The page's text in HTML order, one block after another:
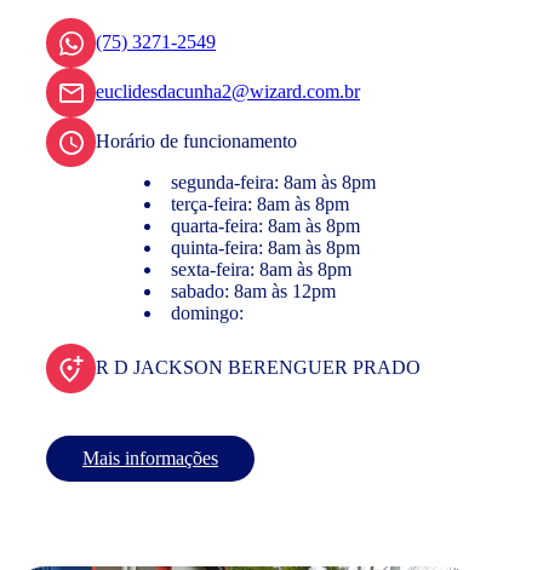
(75) 3271-2549
euclidesdacunha2@wizard.com.br
Horário de funcionamento
segunda-feira: 8am às 8pm
terça-feira: 8am às 8pm
quarta-feira: 8am às 8pm
quinta-feira: 8am às 8pm
sexta-feira: 8am às 8pm
sabado: 8am às 12pm
domingo:
R D JACKSON BERENGUER PRADO
Mais informações